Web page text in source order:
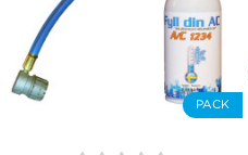
PACK
Cancelar